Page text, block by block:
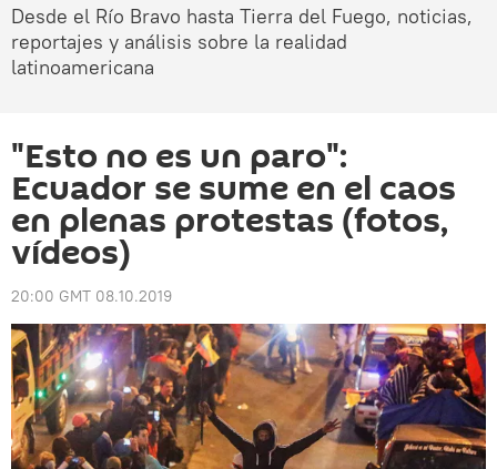
Desde el Río Bravo hasta Tierra del Fuego, noticias,
reportajes y análisis sobre la realidad
latinoamericana
"Esto no es un paro":
Ecuador se sume en el caos
en plenas protestas (fotos,
vídeos)
20:00 GMT 08.10.2019